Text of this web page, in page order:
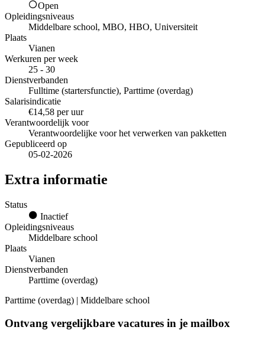
Open
Opleidingsniveaus
Middelbare school, MBO, HBO, Universiteit
Plaats
Vianen
Werkuren per week
25 - 30
Dienstverbanden
Fulltime (startersfunctie), Parttime (overdag)
Salarisindicatie
€14,58 per uur
Verantwoordelijk voor
Verantwoordelijke voor het verwerken van pakketten
Gepubliceerd op
05-02-2026
Extra informatie
Status
Inactief
Opleidingsniveaus
Middelbare school
Plaats
Vianen
Dienstverbanden
Parttime (overdag)
Parttime (overdag) | Middelbare school
Ontvang vergelijkbare vacatures in je mailbox